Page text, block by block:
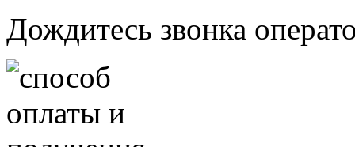
Дождитесь звонка